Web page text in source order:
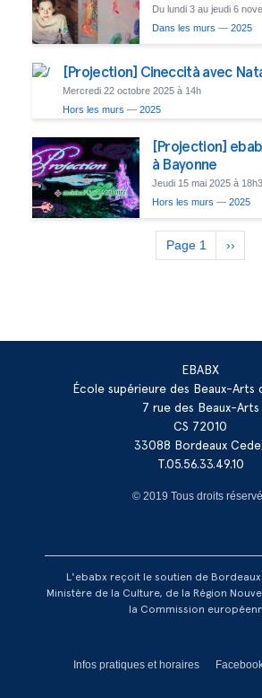
Du lundi 3 au jeudi 6
Dans les murs — 2025
[Projection] Cineccità avec
Mercredi 22 octobre 2025 à 14h
Hors les murs — 2025
[Projection]
à Bayonne
Jeudi 15 mai 2025 à
Hors les murs — 2025
Pagination
Page 1
Page
››
EBABX
École supérieure des Beaux-Arts
7 rue des Beaux-Arts
CS 72010
33088 Bordeaux
T.05.56.33.49.10
© 2019 Tous droits
L'ebabx reçoit le soutien de
Ministère de la Culture, de la Région
la Commission
Réseaux footer
Infos pratiques et horaires